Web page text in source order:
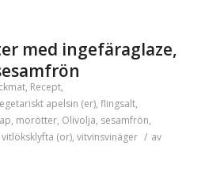
med ingefäraglaze,
, Recept,
apelsin (er), flingsalt,
, morötter, Olivolja, sesamfrön,
vitlöksklyfta (or), vitvinsvinäger / av